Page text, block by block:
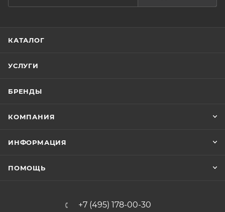
КАТАЛОГ
УСЛУГИ
БРЕНДЫ
КОМПАНИЯ
ИНФОРМАЦИЯ
ПОМОЩЬ
+7 (495) 178-00-30